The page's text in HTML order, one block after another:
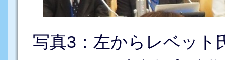
写真3：左からレベット